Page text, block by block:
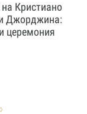
Кристиано
Джорджина:
церемония